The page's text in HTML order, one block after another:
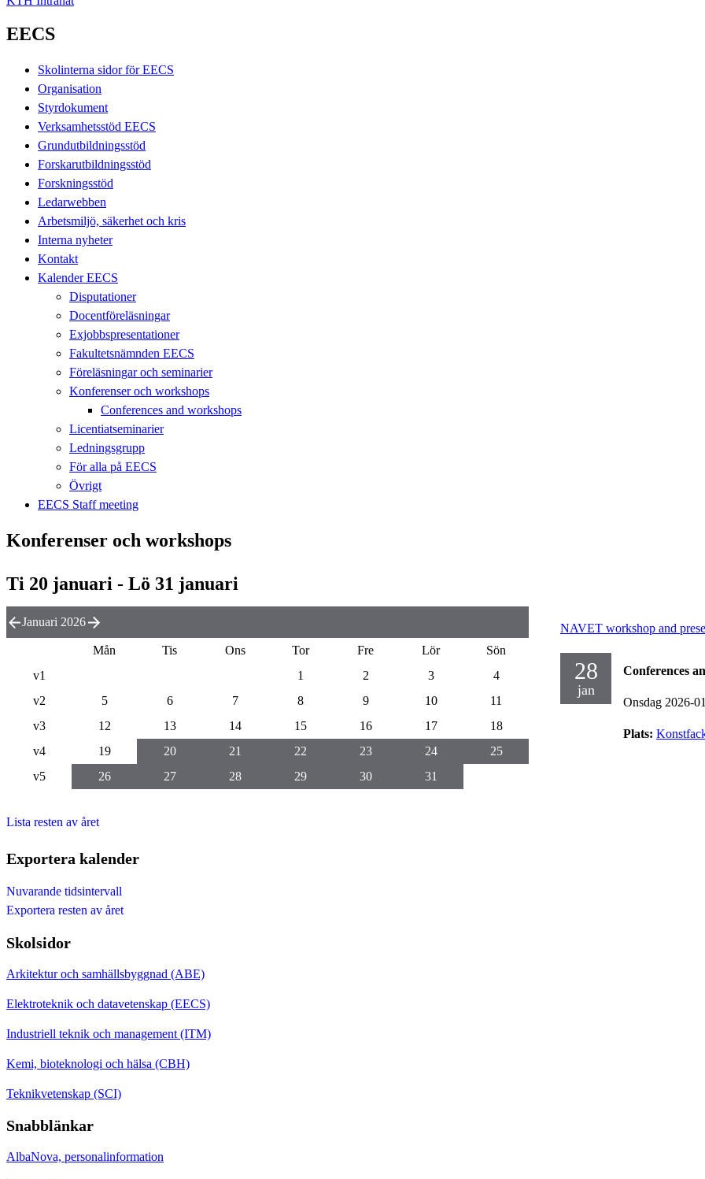
EECS
Skolinterna sidor för EECS
Organisation
Styrdokument
Verksamhetsstöd EECS
Grundutbildningsstöd
Forskarutbildningsstöd
Forskningsstöd
Ledarwebben
Arbetsmiljö, säkerhet och kris
Interna nyheter
Kontakt
Kalender EECS
Disputationer
Docentföreläsningar
Exjobbspresentationer
Fakultetsnämnden EECS
Föreläsningar och seminarier
Konferenser och workshops
Conferences and workshops
Licentiatseminarier
Ledningsgrupp
För alla på EECS
Övrigt
EECS Staff meeting
Konferenser och workshops
Ti 20 januari - Lö 31 januari
NAVET workshop and
28
jan
Conferences
Onsdag 2026-
Plats:
Januari 2026
Mån Tis Ons Tor Fre Lör
Sön
v1
1 2 3
4
v2
5 6 7 8 9 10
11
v3
12 13 14 15 16 17
18
v4
19 20 21 22 23 24
25
v5
26 27 28 29 30 31
Lista resten av året
Exportera kalender
Nuvarande tidsintervall
Exportera resten av året
Skolsidor
Arkitektur och samhällsbyggnad (ABE)
Elektroteknik och datavetenskap (EECS)
Industriell teknik och management (ITM)
Kemi, bioteknologi och hälsa (CBH)
Teknikvetenskap (SCI)
Snabblänkar
AlbaNova, personalinformation